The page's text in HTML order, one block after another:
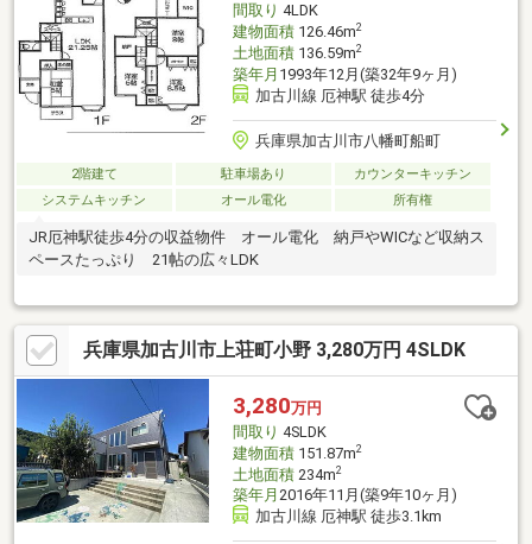
間取り 4LDK
建物面積126.46m2
土地面積136.59m2
築年月 1993年12月(築32年9ヶ月)
加古川線 厄神駅 徒歩4分
兵庫県加古川市八幡町船町
2階建て 駐車場あり
カウンターキッチン
システムキッチン
オール電化 所有権
JR厄神駅徒歩4分の収益物件 オール電化 納戸やWICなど収納ス
ペースたっぷり 21帖の広々LDK
兵庫県加古川市上荘町小野 3,280万円 4SLDK
3,280万円
間取り 4SLDK
建物面積151.87m2
土地面積234m2
築年月 2016年11月(築9年10ヶ月)
加古川線 厄神駅 徒歩3.1km